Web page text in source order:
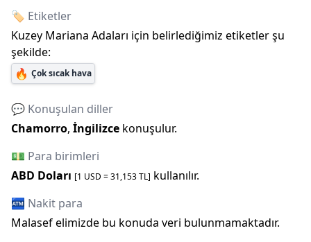
🏷️ Etiketler
Kuzey Mariana Adaları için belirlediğimiz etiketler şu
şekilde:
🔥 Çok sıcak hava
💬 Konuşulan diller
Chamorro, İngilizce konuşulur.
💵 Para birimleri
ABD Doları [1 USD =31,153TL] kullanılır.
🏧 Nakit para
Malasef elimizde bu konuda veri bulunmamaktadır.